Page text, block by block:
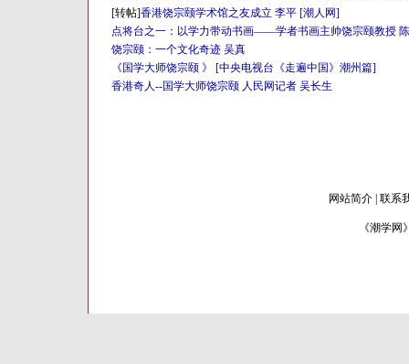
[转帖]香港饶宗颐学术馆之友成立 李平 [潮人网]
点将台之一：以学力带动书画——学者书画主帅饶宗颐教授
饶宗颐：一个文化奇迹 吴真
《国学大师饶宗颐 》 [中央电视台《走遍中国》潮州篇]
香港奇人--国学大师饶宗颐 人民网记者 吴长生
网站简介 | 联系
《潮学网